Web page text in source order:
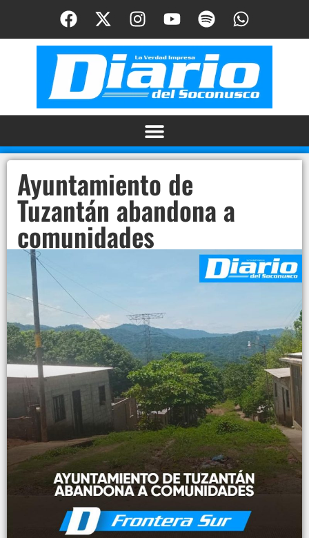
Ayuntamiento de
Tuzantán abandona a
comunidades